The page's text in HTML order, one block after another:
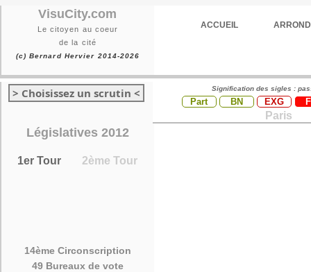
VisuCity.com
Le citoyen au coeur
de la cité
(c) Bernard Hervier 2014-2026
ACCUEIL
> Choisissez un scrutin <
Législatives 2012
1er Tour 2ème Tour
14ème Circonscription
49 Bureaux de vote
Signification des sigles :
Part BN EXG
Paris